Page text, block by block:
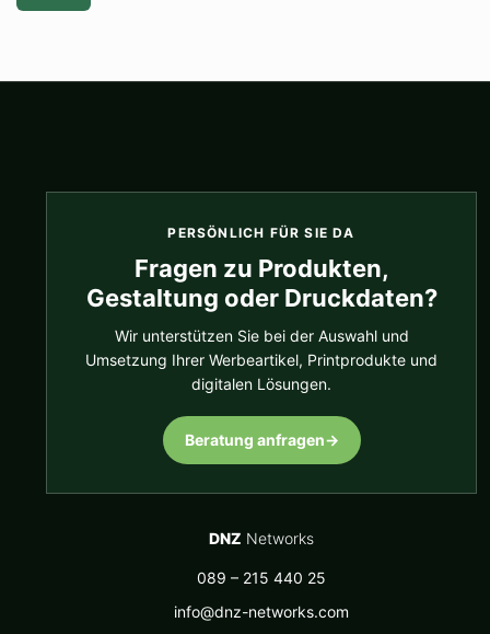
PERSÖNLICH FÜR SIE DA
Fragen zu Produkten,
Gestaltung oder Druckdaten?
Wir unterstützen Sie bei der Auswahl und
Umsetzung Ihrer Werbeartikel, Printprodukte und
digitalen Lösungen.
Beratung anfragen→
DNZ Networks
089 – 215 440 25
info@dnz-networks.com